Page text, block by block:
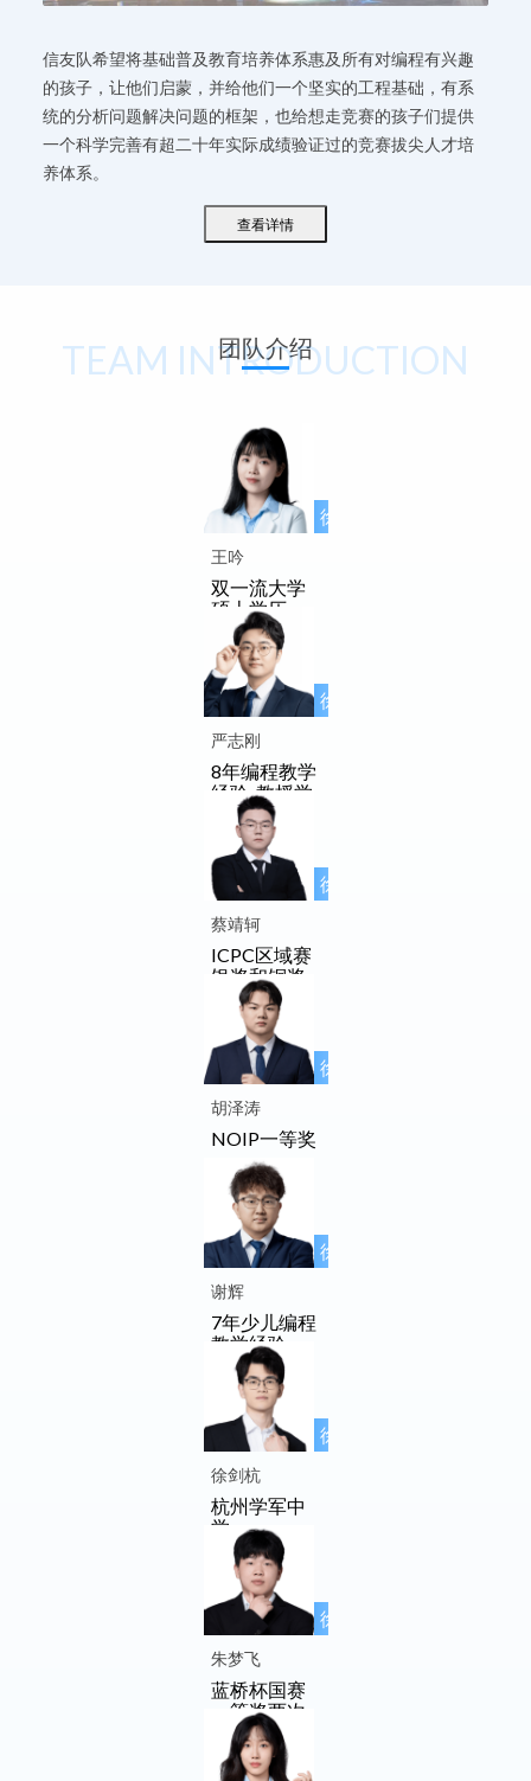
信友队希望将基础普及教育培养体系惠及所有对编程有兴趣
的孩子，让他们启蒙，并给他们一个坚实的工程基础，有系
统的分析问题解决问题的框架，也给想走竞赛的孩子们提供
一个科学完善有超二十年实际成绩验证过的竞赛拔尖人才培
养体系。
查看详情
团队介绍
TEAM INTRODUCTION
徐先友名师
王吟
双一流大学
硕士学历
徐先友名师
严志刚
8年编程教学
经验, 教授学
生累计上千
徐先友名师
蔡靖轲
ICPC区域赛
银奖和铜奖
徐先友名师
胡泽涛
NOIP一等奖
徐先友名师
谢辉
7年少儿编程
教学经验
徐先友名师
徐剑杭
杭州学军中
学
徐先友名师
朱梦飞
蓝桥杯国赛
一等奖两次